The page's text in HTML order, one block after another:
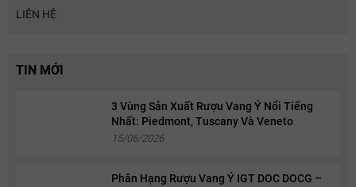
LIÊN HỆ
TIN MỚI
3 Vùng Sản Xuất Rượu Vang Ý Nổi Tiếng
Nhất: Piedmont, Tuscany Và Veneto
15/06/2026
Phân Hạng Rượu Vang Ý IGT DOC DOCG –